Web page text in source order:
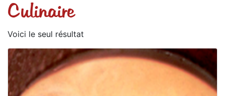
Culinaire
Voici le seul résultat